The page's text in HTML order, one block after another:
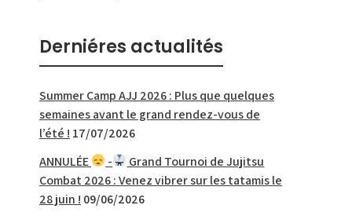
Derniéres actualités
Summer Camp AJJ 2026 : Plus que quelques
semaines avant le grand rendez-vous de
l’été ! 17/07/2026
ANNULÉE
-
Grand Tournoi de Jujitsu
Combat 2026 : Venez vibrer sur les tatamis le
28 juin ! 09/06/2026